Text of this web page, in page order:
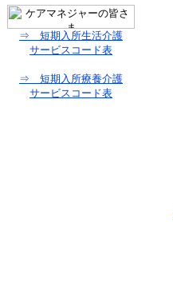
⇒ 短期入所生活介護
サービスコード表
⇒ 短期入所療養介護
サービスコード表